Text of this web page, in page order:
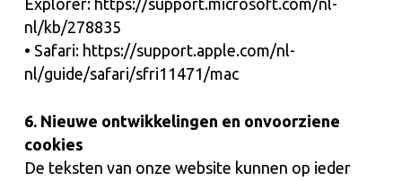
Explorer: https://support.microsoft.com/nl-
nl/kb/278835
• Safari: https://support.apple.com/nl-
nl/guide/safari/sfri11471/mac
6. Nieuwe ontwikkelingen en onvoorziene
cookies
De teksten van onze website kunnen op ieder